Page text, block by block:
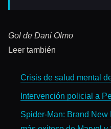
Gol de Dani Olmo
Leer también
Crisis de salud mental
Intervención policial a
Spider-Man: Brand